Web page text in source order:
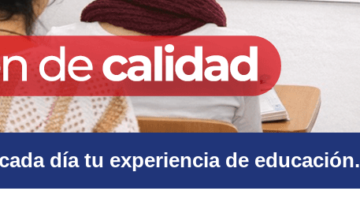
día tu experiencia de educación.